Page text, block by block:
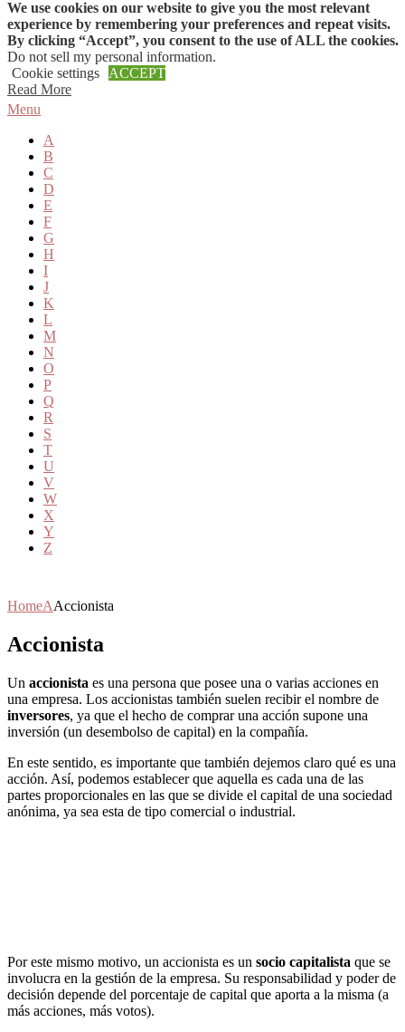
Skip to content
Menu
A
B
C
D
E
F
G
H
I
J
K
L
M
N
O
P
Q
R
S
T
U
V
W
X
Y
Z
HomeAAccionista
Accionista
Un accionista es una persona que posee una o varias acciones en
una empresa. Los accionistas también suelen recibir el nombre de
inversores, ya que el hecho de comprar una acción supone una
inversión (un desembolso de capital) en la compañía.
En este sentido, es importante que también dejemos claro qué es una
acción. Así, podemos establecer que aquella es cada una de las
partes proporcionales en las que se divide el capital de una sociedad
anónima, ya sea esta de tipo comercial o industrial.
Por este mismo motivo, un accionista es un socio capitalista que se
involucra en la gestión de la empresa. Su responsabilidad y poder de
decisión depende del porcentaje de capital que aporta a la misma (a
más acciones, más votos).
We use cookies on our website to give you the most relevant
experience by remembering your preferences and repeat visits.
By clicking “Accept”, you consent to the use of ALL the cookies.
Do not sell my personal information.
Cookie settings
ACCEPT
Read More